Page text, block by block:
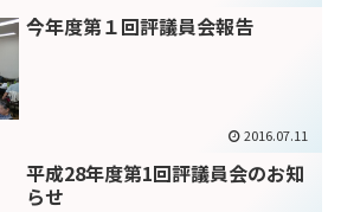
今年度第１回評議員会報告
2016.07.11
平成28年度第1回評議員会のお知
らせ